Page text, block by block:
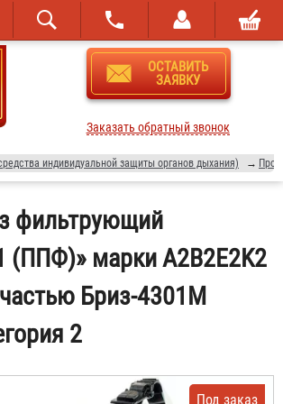
ОСТАВИТЬ
ЗАЯВКУ
Заказать обратный звонок
индивидуальной защиты органов дыхания) →
фильтрующий
(ППФ)» марки A2B2E2K2
Бриз-4301М
2
Под заказ